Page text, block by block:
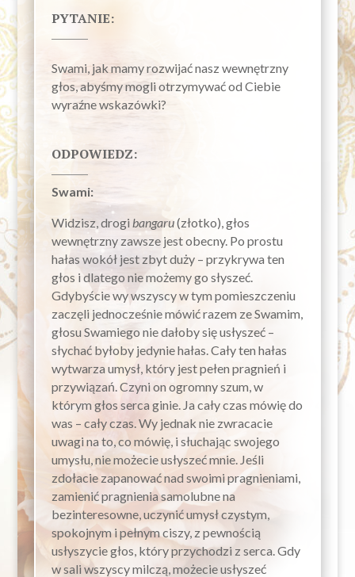
PYTANIE:
Swami, jak mamy rozwijać nasz wewnętrzny
głos, abyśmy mogli otrzymywać od Ciebie
wyraźne wskazówki?
ODPOWIEDZ:
Swami:
Widzisz, drogibangaru(złotko), głos
wewnętrzny zawsze jest obecny. Po prostu
hałas wokół jest zbyt duży – przykrywa ten
głos i dlatego nie możemy go słyszeć.
Gdybyście wy wszyscy w tym pomieszczeniu
zaczęli jednocześnie mówić razem ze Swamim,
głosu Swamiego nie dałoby się usłyszeć –
słychać byłoby jedynie hałas. Cały ten hałas
wytwarza umysł, który jest pełen pragnień i
przywiązań. Czyni on ogromny szum, w
którym głos serca ginie. Ja cały czas mówię do
was – cały czas. Wy jednak nie zwracacie
uwagi na to, co mówię,i słuchając swojego
umysłu, nie możecie usłyszeć mnie. Jeśli
zdołacie zapanować nad swoimi pragnieniami,
zamienić pragnienia samolubne na
bezinteresowne, uczynić umysł czystym,
spokojnym i pełnym ciszy, z pewnością
usłyszycie głos, który przychodzi z serca. Gdy
w sali wszyscy milczą, możecie usłyszeć